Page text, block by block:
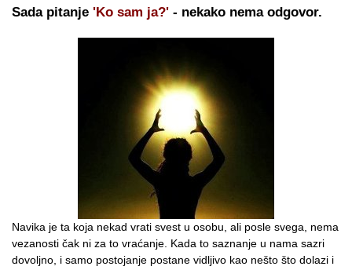
Sada pitanje 'Ko sam ja?' - nekako nema odgovor.
Navika je ta koja nekad vrati svest u osobu, ali posle svega, nema
vezanosti čak ni za to vraćanje. Kada to saznanje u nama sazri
dovoljno, i samo postojanje postane vidljivo kao nešto što dolazi i